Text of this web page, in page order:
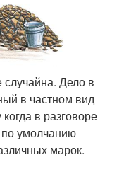
Дело в
в частном вид
в разговоре
по умолчанию
марок.